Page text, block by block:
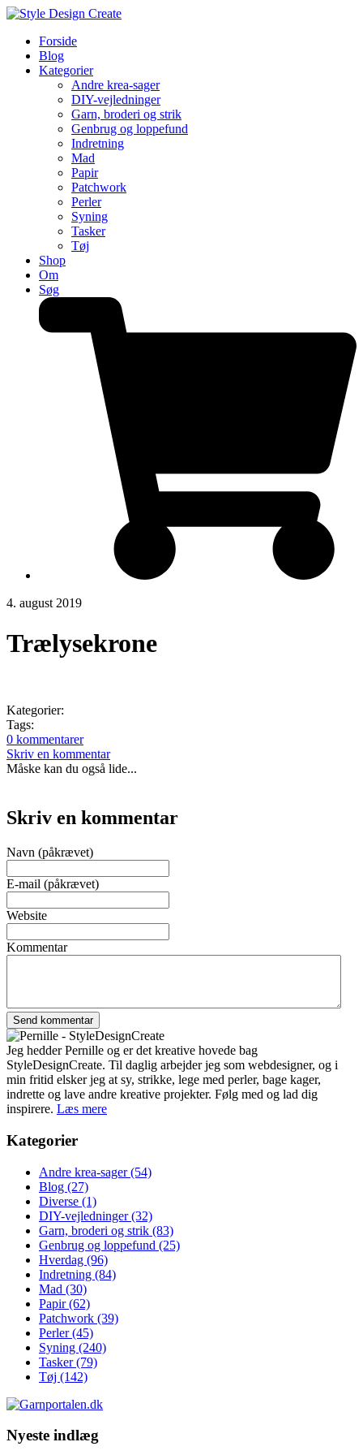
Forside
Blog
Kategorier
Andre krea-sager
DIY-vejledninger
Garn, broderi og strik
Genbrug og loppefund
Indretning
Mad
Papir
Patchwork
Perler
Syning
Tasker
Tøj
Shop
Om
Søg
4. august 2019
Trælysekrone
Kategorier:
Tags:
0 kommentarer
Skriv en kommentar
Måske kan du også lide...
Skriv en kommentar
Navn (påkrævet)
E-mail (påkrævet)
Website
Kommentar
Jeg hedder Pernille og er det kreative hovede bag
StyleDesignCreate. Til daglig arbejder jeg som webdesigner, og i
min fritid elsker jeg at sy, strikke, lege med perler, bage kager,
indrette og lave andre kreative projekter. Følg med og lad dig
inspirere. Læs mere
Kategorier
Andre krea-sager(54)
Blog (27)
Diverse (1)
DIY-vejledninger(32)
Garn, broderi og strik (83)
Genbrug og loppefund (25)
Hverdag (96)
Indretning (84)
Mad (30)
Papir(62)
Patchwork (39)
Perler(45)
Syning (240)
Tasker(79)
Tøj (142)
Nyeste indlæg